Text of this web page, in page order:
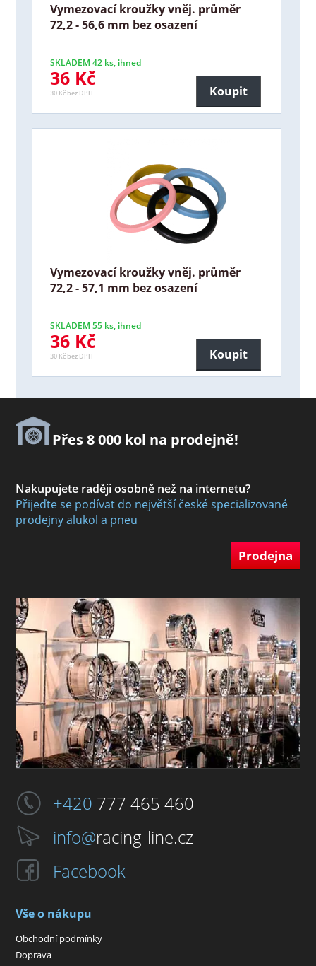
Vymezovací kroužky vněj. průměr
72,2 - 56,6 mm bez osazení
SKLADEM 42 ks, ihned
36 Kč
30 Kč bez DPH Koupit
Vymezovací kroužky vněj. průměr
72,2 - 57,1 mm bez osazení
SKLADEM 55 ks, ihned
36 Kč
30 Kč bez DPH Koupit
Přes 8 000 kol na prodejně!
Nakupujete raději osobně než na internetu?
Přijeďte se podívat do největší české specializované
prodejny alukol a pneu
Prodejna
+420 777 465 460
info@racing-line.cz
Facebook
Vše o nákupu
Obchodní podmínky
Doprava